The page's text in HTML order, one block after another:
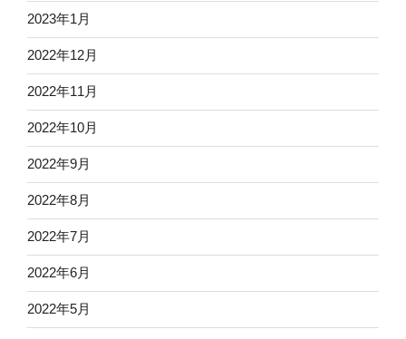
2023年1月
2022年12月
2022年11月
2022年10月
2022年9月
2022年8月
2022年7月
2022年6月
2022年5月